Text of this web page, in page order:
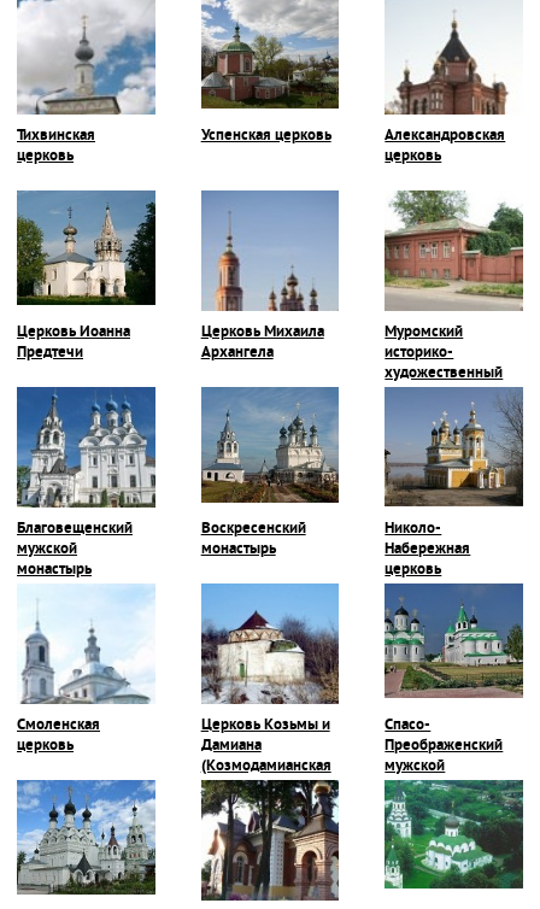
Тихвинская
церковь
Успенская церковь
Александровская
церковь
Церковь Иоанна
Предтечи
Церковь Михаила
Архангела
Муромский
историко-
художественный
Благовещенский
мужской
монастырь
Воскресенский
монастырь
Николо-
Набережная
церковь
Смоленская
церковь
Церковь Козьмы и
Дамиана
(Козмодамианская
церковь)
Спасо-
Преображенский
мужской
монастырь